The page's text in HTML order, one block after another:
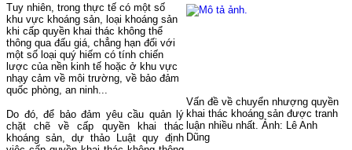
Vấn đề về chuyển nhượng quyền
khai thác khoáng sản được tranh
luận nhiều nhất. Ảnh: Lê Anh
Dũng
Tuy nhiên, trong thực tế có một số
khu vực khoáng sản, loại khoáng sản
khi cấp quyền khai thác không thể
thông qua đấu giá, chẳng hạn đối với
một số loại quý hiếm có tính chiến
lược của nền kinh tế hoặc ở khu vực
nhạy cảm về môi trường, về bảo đảm
quốc phòng, an ninh...
Do đó, để bảo đảm yêu cầu quản lý
chặt chẽ về cấp quyền khai thác
khoáng sản, dự thảo Luật quy định